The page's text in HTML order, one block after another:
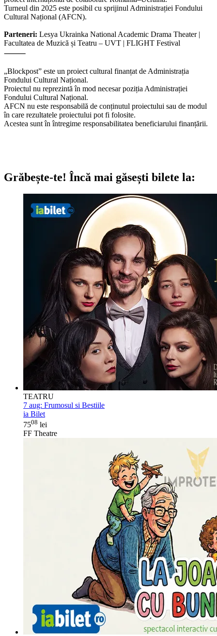
Turneul din 2025 este posibil cu sprijinul Administrației Fondului
Cultural Național (AFCN).
Parteneri: Lesya Ukrainka National Academic Drama Theater |
Facultatea de Muzică și Teatru – UVT | FLIGHT Festival
⸻
„Blockpost” este un proiect cultural finanțat de Administrația
Fondului Cultural Național.
Proiectul nu reprezintă în mod necesar poziția Administrației
Fondului Cultural Național.
AFCN nu este responsabilă de conținutul proiectului sau de modul
în care rezultatele proiectului pot fi folosite.
Acestea sunt în întregime responsabilitatea beneficiarului finanțării.
Grăbește-te! Încă mai găsești bilete la:
TEATRU
7 aug: Frumosul si Bestiile
ia Bilet
7508 lei
FF Theatre